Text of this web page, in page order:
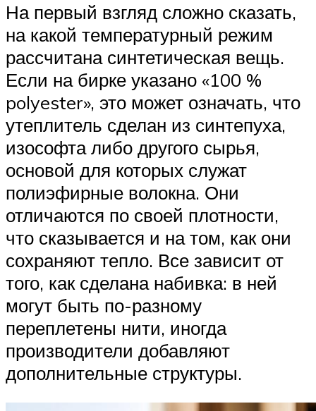
На первый взгляд сложно сказать,
на какой температурный режим
рассчитана синтетическая вещь.
Если на бирке указано «100 %
polyester», это может означать, что
утеплитель сделан из синтепуха,
изософта либо другого сырья,
основой для которых служат
полиэфирные волокна. Они
отличаются по своей плотности,
что сказывается и на том, как они
сохраняют тепло. Все зависит от
того, как сделана набивка: в ней
могут быть по-разному
переплетены нити, иногда
производители добавляют
дополнительные структуры.